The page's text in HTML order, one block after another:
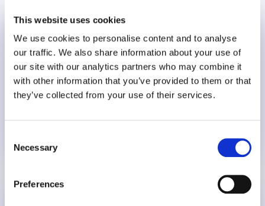
This website uses cookies
We use cookies to personalise content and to analyse
our traffic. We also share information about your use of
our site with our analytics partners who may combine it
with other information that you’ve provided to them or that
they’ve collected from your use of their services.
Selection
Necessary
Preferences
Organisé par : Elisabeth Richard et Lucy Hauss
19 min
27 septembre 2022